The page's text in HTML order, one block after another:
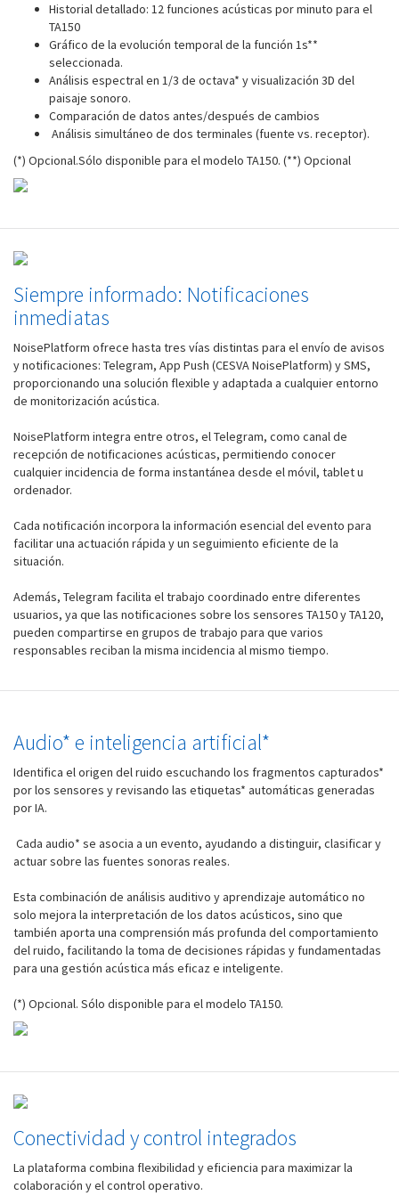
Historial detallado: 12 funciones acústicas por minuto para el
TA150
Gráfico de la evolución temporal de la función 1s**
seleccionada.
Análisis espectral en 1/3 de octava* y visualización 3D del
paisaje sonoro.
Comparación de datos antes/después de cambios
Análisis simultáneo de dos terminales (fuente vs. receptor).
(*) Opcional.Sólo disponible para el modelo TA150. (**) Opcional
Siempre informado: Notificaciones
inmediatas
NoisePlatform ofrece hasta tres vías distintas para el envío de avisos
y notificaciones: Telegram, App Push (CESVA NoisePlatform) y SMS,
proporcionando una solución flexible y adaptada a cualquier entorno
de monitorización acústica.
NoisePlatform integra entre otros, el Telegram, como canal de
recepción de notificaciones acústicas, permitiendo conocer
cualquier incidencia de forma instantánea desde el móvil, tablet u
ordenador.
Cada notificación incorpora la información esencial del evento para
facilitar una actuación rápida y un seguimiento eficiente de la
situación.
Además, Telegram facilita el trabajo coordinado entre diferentes
usuarios, ya que las notificaciones sobre los sensores TA150 y TA120,
pueden compartirse en grupos de trabajo para que varios
responsables reciban la misma incidencia al mismo tiempo.
Audio* e inteligencia artificial*
Identifica el origen del ruido escuchando los fragmentos capturados*
por los sensores y revisando las etiquetas* automáticas generadas
por IA.
Cada audio* se asocia a un evento, ayudando a distinguir, clasificar y
actuar sobre las fuentes sonoras reales.
Esta combinación de análisis auditivo y aprendizaje automático no
solo mejora la interpretación de los datos acústicos, sino que
también aporta una comprensión más profunda del comportamiento
del ruido, facilitando la toma de decisiones rápidas y fundamentadas
para una gestión acústica más eficaz e inteligente.
(*) Opcional. Sólo disponible para el modelo TA150.
Conectividad y control integrados
La plataforma combina flexibilidad y eficiencia para maximizar la
colaboración y el control operativo.